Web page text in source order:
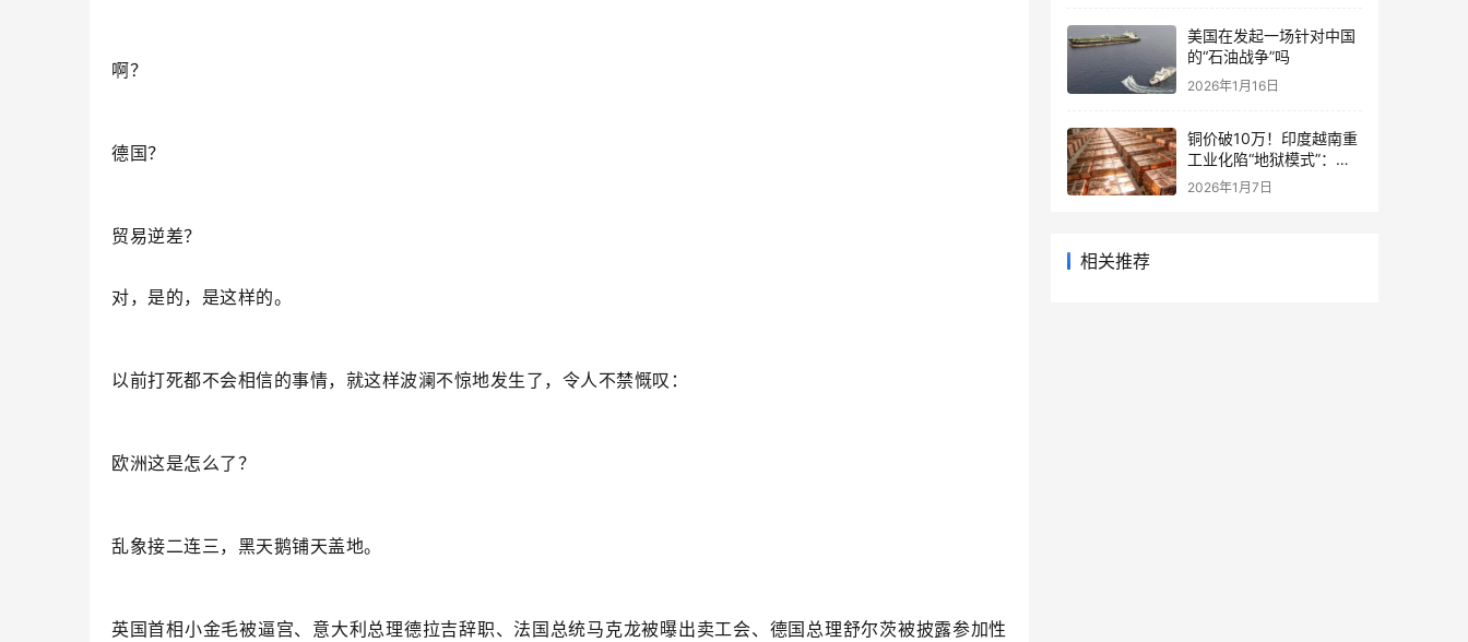
啊？
德国？
贸易逆差？
对，是的，是这样的。
以前打死都不会相信的事情，就这样波澜不惊地发生了，令人不禁慨叹：
欧洲这是怎么了？
乱象接二连三，黑天鹅铺天盖地。
英国首相小金毛被逼宫、意大利总理德拉吉辞职、法国总统马克龙被曝出卖工会、德国总理舒尔茨被披露参加性
美国在发起一场针对中国
的“石油战争”吗
2026年1月16日
铜价破10万！印度越南重
工业化陷“地狱模式”：中
国当年抄底的历史红利，
2026年1月7日
相关推荐